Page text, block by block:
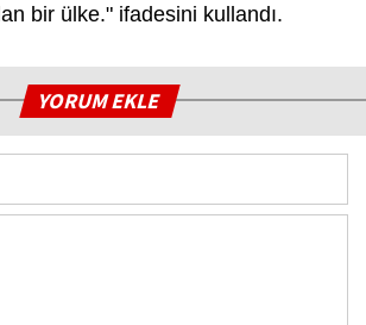
bir ülke." ifadesini kullandı.
YORUM EKLE